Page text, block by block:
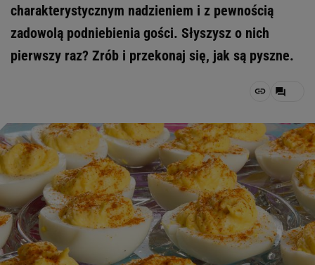
charakterystycznym nadzieniem i z pewnością
zadowolą podniebienia gości. Słyszysz o nich
pierwszy raz? Zrób i przekonaj się, jak są pyszne.